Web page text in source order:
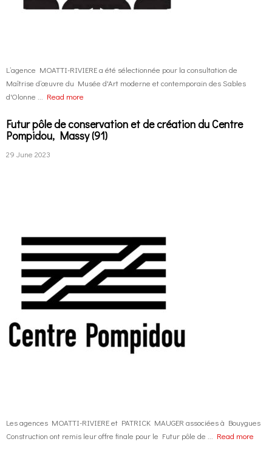
L’agence MOATTI-RIVIERE a été sélectionnée pour la consultation de
Maîtrise d’œuvre du Musée d'Art moderne et contemporain des Sables
d'Olonne ... Read more
Futur pôle de conservation et de création du Centre
Pompidou, Massy (91)
29 June 2023
Les agences MOATTI-RIVIERE et PATRICK MAUGER associées à Bouygues
Construction ont remis leur offre finale pour le Futur pôle de ... Read more